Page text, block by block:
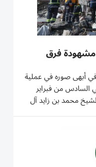
جهود مشهودة فرق
في أبهى صوره في عملية
في السادس من فبراير
محمد بن زايد آل
الإغاثة العاجلة دعما